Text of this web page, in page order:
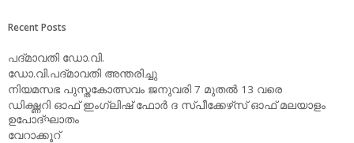
Recent Posts
പദ്മാവതി ഡോ.വി.
ഡോ.വി.പദ്മാവതി അന്തരിച്ചു
നിയമസഭ പുസ്തകോത്സവം ജനുവരി 7 മുതല്‍ 13 വരെ
ഡിക്ഷ്ണറി ഓഫ് ഇംഗ്ലിഷ് ഫോര്‍ ദ സ്പീക്കേഴ്‌സ് ഓഫ് മലയാളം
ഉപോദ്ഘാതം
വേറാക്കൂറ്